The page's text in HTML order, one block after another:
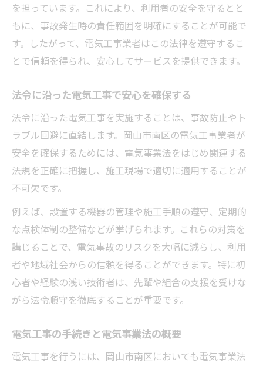
を担っています。これにより、利用者の安全を守るとと
もに、事故発生時の責任範囲を明確にすることが可能で
す。したがって、電気工事業者はこの法律を遵守するこ
とで信頼を得られ、安心してサービスを提供できます。
法令に沿った電気工事で安心を確保する
法令に沿った電気工事を実施することは、事故防止やト
ラブル回避に直結します。岡山市南区の電気工事業者が
安全を確保するためには、電気事業法をはじめ関連する
法規を正確に把握し、施工現場で適切に適用することが
不可欠です。
例えば、設置する機器の管理や施工手順の遵守、定期的
な点検体制の整備などが挙げられます。これらの対策を
講じることで、電気事故のリスクを大幅に減らし、利用
者や地域社会からの信頼を得ることができます。特に初
心者や経験の浅い技術者は、先輩や組合の支援を受けな
がら法令順守を徹底することが重要です。
電気工事の手続きと電気事業法の概要
電気工事を行うには、岡山市南区においても電気事業法